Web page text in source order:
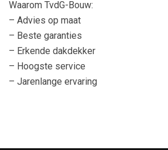
Waarom TvdG-Bouw:
– Advies op maat
– Beste garanties
– Erkende dakdekker
– Hoogste service
– Jarenlange ervaring